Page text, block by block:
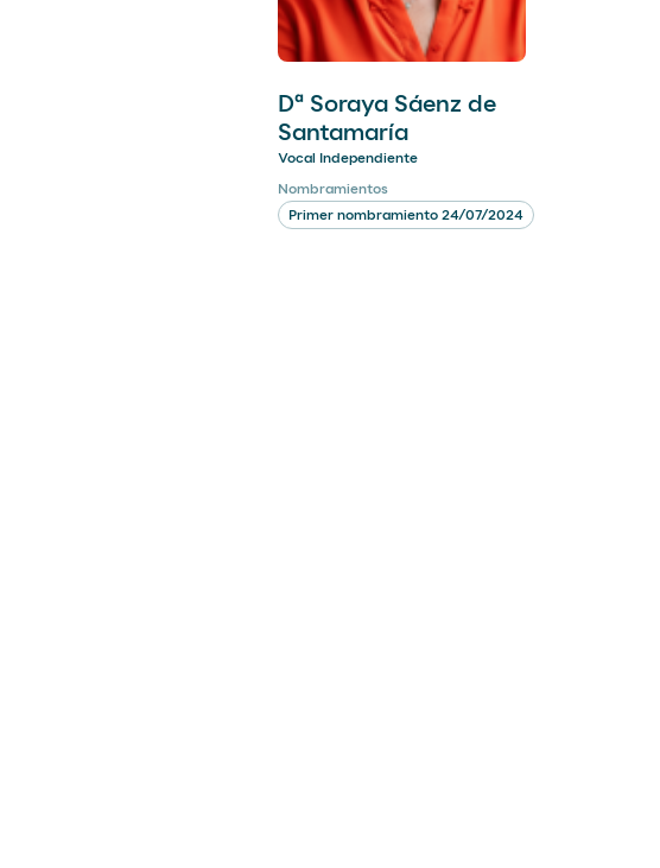
Dª Soraya Sáenz de
Santamaría
Vocal Independiente
Nombramientos
Primer nombramiento 24/07/2024